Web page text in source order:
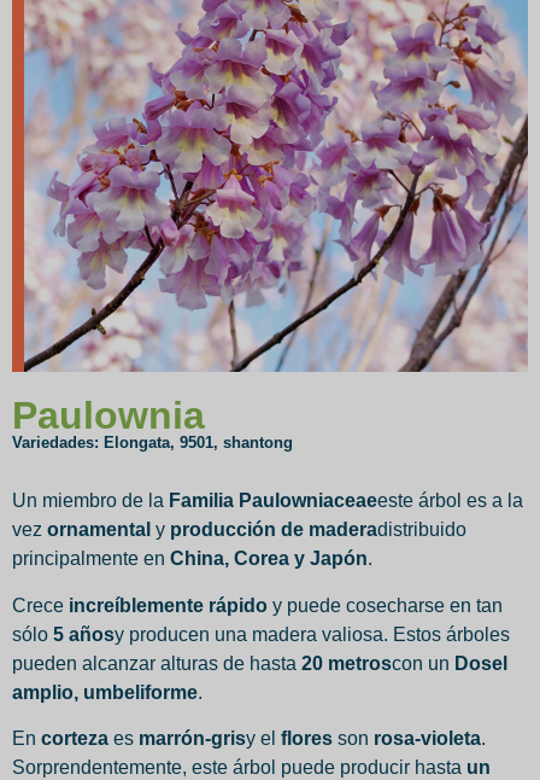
Paulownia
Variedades: Elongata, 9501, shantong
Un miembro de la Familia Paulowniaceaeeste árbol es a la
vez ornamental y producción de maderadistribuido
principalmente en China, Corea y Japón.
Crece increíblemente rápido y puede cosecharse en tan
sólo 5 añosy producen una madera valiosa. Estos árboles
pueden alcanzar alturas de hasta 20 metroscon un Dosel
amplio, umbeliforme.
En corteza es marrón-grisy el flores son rosa-violeta.
Sorprendentemente, este árbol puede producir hasta un